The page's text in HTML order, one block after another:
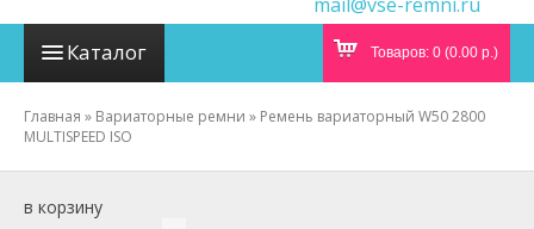
Каталог Товаров: 0 (0.00 р.)
Главная » Вариаторные ремни » Ремень вариаторный W50 2800
MULTISPEED ISO
в корзину